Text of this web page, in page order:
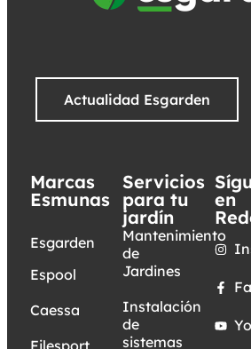
Actualidad Esgarden
Marcas
Esmunas
Esgarden
Espool
Caessa
Servicios
para tu
jardín
Mantenimiento
de
Jardines
Instalación
de
sistemas
en